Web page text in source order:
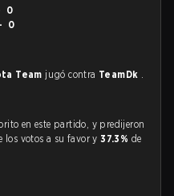
0
0
Team jugó contra TeamDk .
en este partido, y predijeron
los votos a su favor y37.3% de